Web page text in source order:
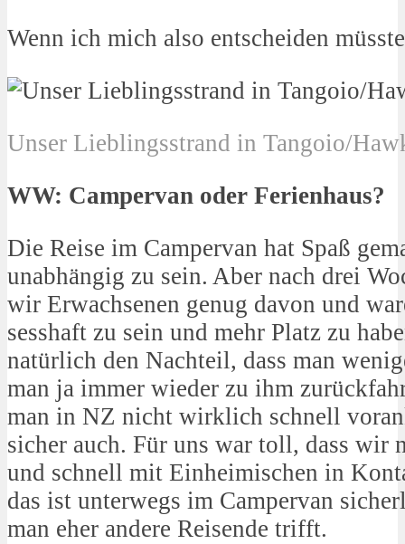
Wenn ich mich also entscheiden
Unser Lieblingsstrand in Tangoio/
WW: Campervan oder Ferienhaus?
Die Reise im Campervan hat Spaß
unabhängig zu sein. Aber nach drei
wir Erwachsenen genug davon und
sesshaft zu sein und mehr Platz zu
natürlich den Nachteil, dass man
man ja immer wieder zu ihm
man in NZ nicht wirklich schnell
sicher auch. Für uns war toll, dass wir
und schnell mit Einheimischen in
das ist unterwegs im Campervan
man eher andere Reisende trifft.